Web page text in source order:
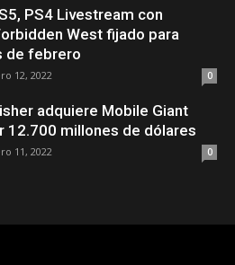
PS4 Livestream con
West fijado para
de febrero
12, 2022 0
adquiere Mobile Giant
12.700 millones de dólares
11, 2022 0